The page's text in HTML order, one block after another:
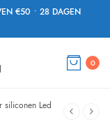
€50 • 28 DAGEN
0
siliconen Led